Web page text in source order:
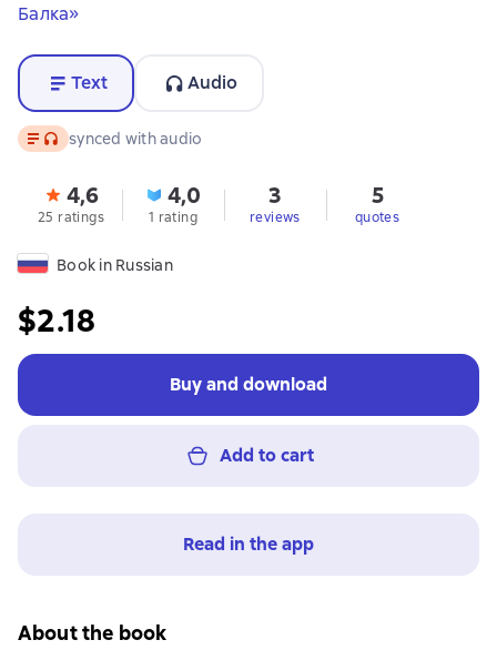
Балка»
Text Audio
Text, audio format available
synced with audio
4,6
25 ratings
4,0
1 rating
3
reviews
5
quotes
Book in Russian
$2.18
Buy and download
Add to cart
Read in the app
About the book